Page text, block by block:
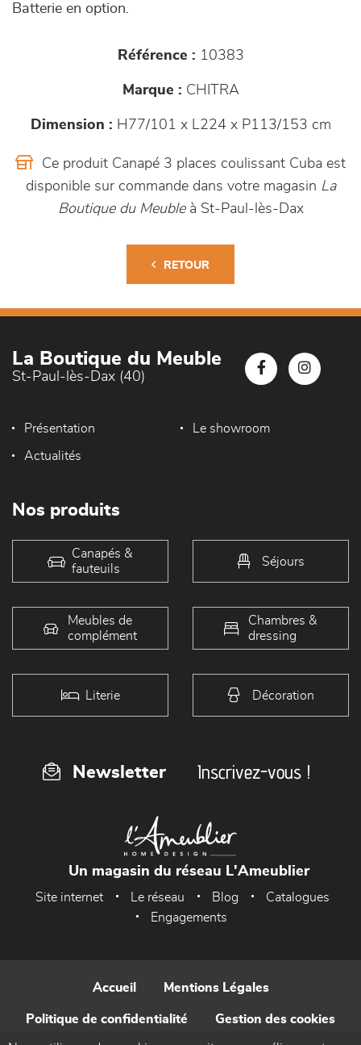
Batterie en option.
Référence : 10383
Marque : CHITRA
Dimension : H77/101 x L224 x P113/153 cm
Ce produit Canapé 3 places coulissant Cuba est
disponible sur commande dans votre magasin La
Boutique du Meubleà St-Paul-lès-Dax
RETOUR
La Boutique du Meuble
St-Paul-lès-Dax (40)
Présentation Le showroom
Actualités
Nos produits
Canapés &
fauteuils
Séjours
Meubles de
complément
Chambres &
dressing
Literie Décoration
Newsletter Inscrivez-vous !
Un magasin du réseau L'Ameublier
Site internet Le réseau Blog
Catalogues
Engagements
Accueil Mentions Légales
Politique de confidentialité Gestion des cookies